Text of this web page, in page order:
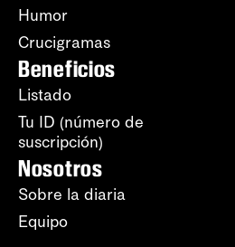
Humor
Crucigramas
Beneficios
Listado
Tu ID (número de
suscripción)
Nosotros
Sobre la diaria
Equipo